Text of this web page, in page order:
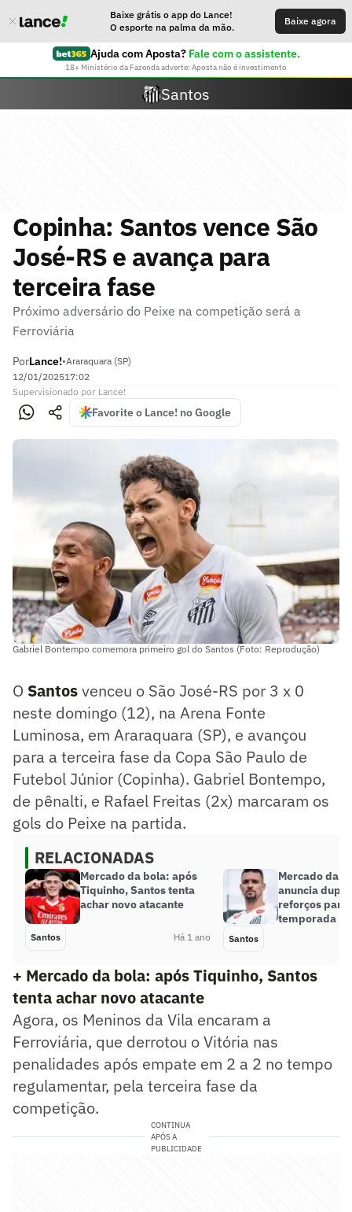
Baixe grátis o app do Lance!
O esporte na palma da mão.
Baixe agora
Ajuda com Aposta? Fale com o assistente.
18+ Ministério da Fazenda adverte: Aposta não é investimento
Santos
Copinha: Santos vence São
José-RS e avança para
terceira fase
Próximo adversário do Peixe na competição será a
Ferroviária
PorLance!•Araraquara (SP)
12/01/202517:02
Supervisionado por Lance!
Favorite o Lance! no Google
Gabriel Bontempo comemora primeiro gol do Santos (Foto: Reprodução)
O Santosvenceu o São José-RS por 3 x 0
neste domingo (12), na Arena Fonte
Luminosa, em Araraquara (SP), e avançou
para a terceira fase da Copa São Paulo de
Futebol Júnior (Copinha). Gabriel Bontempo,
de pênalti, e Rafael Freitas (2x) marcaram os
gols do Peixe na partida.
RELACIONADAS
Mercado da bola: após
Tiquinho, Santos tenta
achar novo atacante
Santos Há 1 ano
Mercado da
anuncia
reforços para
temporada
Santos
+ Mercado da bola: após Tiquinho, Santos
tenta achar novo atacante
Agora, os Meninos da Vila encaram a
Ferroviária, que derrotou o Vitória nas
penalidades após empate em 2 a 2 no tempo
regulamentar, pela terceira fase da
competição.
CONTINUA
APÓS A
PUBLICIDADE